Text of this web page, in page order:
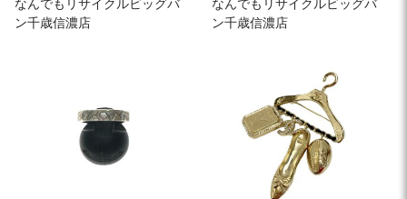
ン千歳信濃店
ン千歳信濃店